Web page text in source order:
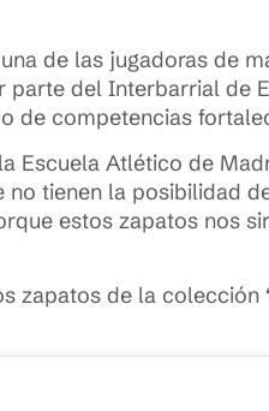
de las jugadoras de
del Interbarrial de
de competencias
Escuela Atlético de
tienen la posibilidad
estos zapatos nos
zapatos de la colección